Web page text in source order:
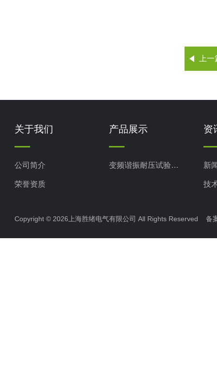
上
关于我们
公司简介
荣誉资质
产品展示
变频谐振耐压试验装置
资
新
技
Copyright © 2026上海胜绪电气有限公司 All Rights Reserved 备